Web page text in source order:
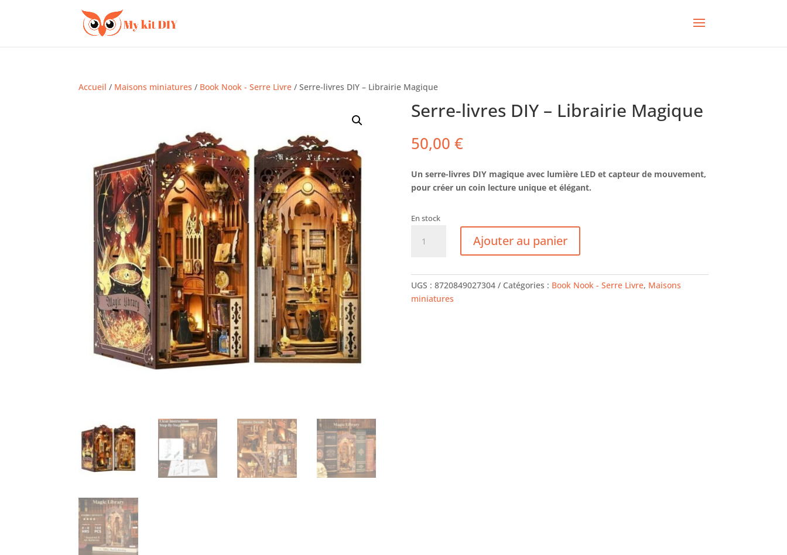
Accueil / Maisons miniatures / Book Nook - Serre Livre / Serre-livres DIY – Librairie Magique
Serre-livres DIY – Librairie Magique
50,00 €
Un serre-livres DIY magique avec lumière LED et capteur de mouvement,
pour créer un coin lecture unique et élégant.
En stock
DIY
-
Ajouter au panier
UGS : 8720849027304 Catégories : Book Nook - Serre Livre, Maisons
miniatures